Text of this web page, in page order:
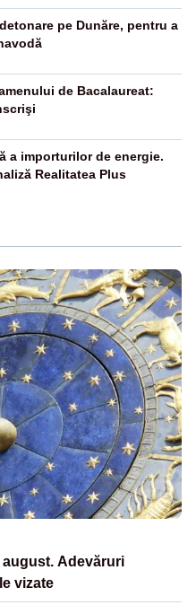
pe Dunăre, pentru a
de Bacalaureat:
a importurilor de energie.
Realitatea Plus
august. Adevăruri
vizate